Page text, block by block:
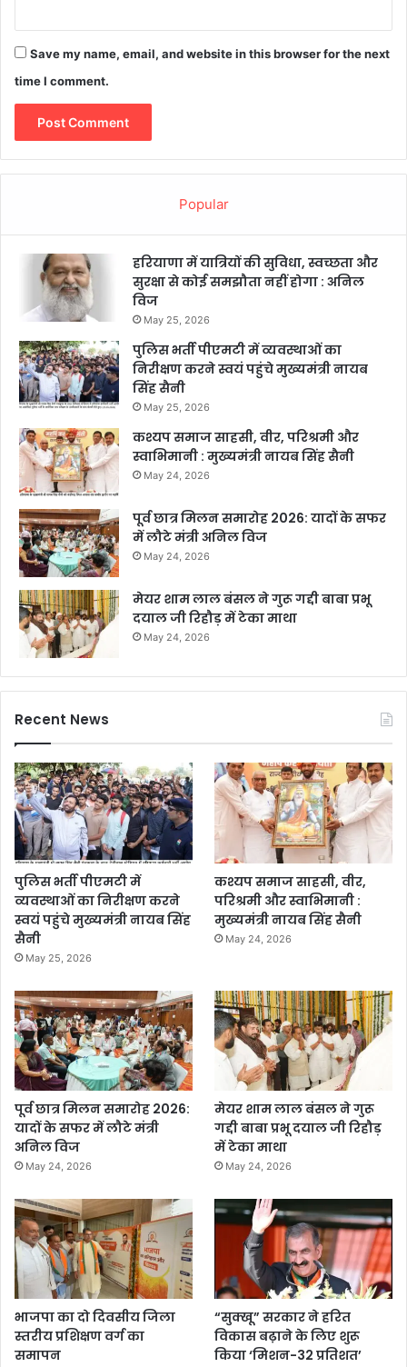
Save my name, email, and website in this browser for the next
time I comment.
Popular
हरियाणा में यात्रियों की सुविधा, स्वच्छता और
सुरक्षा से कोई समझौता नहीं होगा : अनिल
विज
May 25, 2026
पुलिस भर्ती पीएमटी में व्यवस्थाओं का
निरीक्षण करने स्वयं पहुंचे मुख्यमंत्री नायब
सिंह सैनी
May 25, 2026
कश्यप समाज साहसी, वीर, परिश्रमी और
स्वाभिमानी : मुख्यमंत्री नायब सिंह सैनी
May 24, 2026
पूर्व छात्र मिलन समारोह 2026: यादों के सफर
में लौटे मंत्री अनिल विज
May 24, 2026
मेयर शाम लाल बंसल ने गुरू गद्दी बाबा प्रभू
दयाल जी रिहौड़ में टेका माथा
May 24, 2026
Recent News
पुलिस भर्ती पीएमटी में
व्यवस्थाओं का निरीक्षण करने
स्वयं पहुंचे मुख्यमंत्री नायब सिंह
सैनी
May 25, 2026
कश्यप समाज साहसी, वीर,
परिश्रमी और स्वाभिमानी :
मुख्यमंत्री नायब सिंह सैनी
May 24, 2026
पूर्व छात्र मिलन समारोह 2026:
यादों के सफर में लौटे मंत्री
अनिल विज
May 24, 2026
मेयर शाम लाल बंसल ने गुरू
गद्दी बाबा प्रभू दयाल जी रिहौड़
में टेका माथा
May 24, 2026
भाजपा का दो दिवसीय जिला
स्तरीय प्रशिक्षण वर्ग का
समापन
“सुक्खू” सरकार ने हरित
विकास बढ़ाने के लिए शुरू
किया ‘मिशन-32 प्रतिशत’